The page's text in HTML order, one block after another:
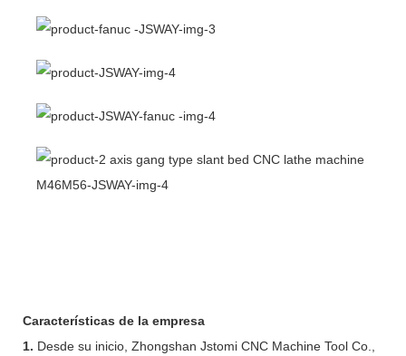
Características de la empresa
1. Desde su inicio, Zhongshan Jstomi CNC Machine Tool Co.,